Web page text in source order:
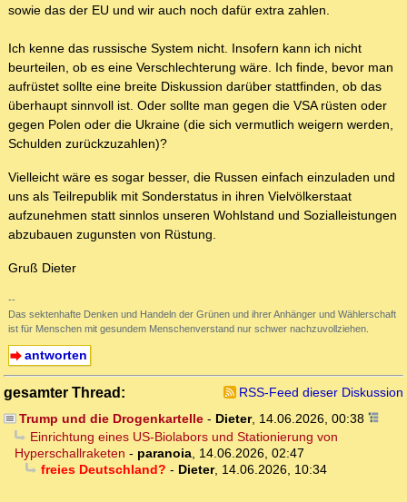
sowie das der EU und wir auch noch dafür extra zahlen.
Ich kenne das russische System nicht. Insofern kann ich nicht
beurteilen, ob es eine Verschlechterung wäre. Ich finde, bevor man
aufrüstet sollte eine breite Diskussion darüber stattfinden, ob das
überhaupt sinnvoll ist. Oder sollte man gegen die VSA rüsten oder
gegen Polen oder die Ukraine (die sich vermutlich weigern werden,
Schulden zurückzuzahlen)?
Vielleicht wäre es sogar besser, die Russen einfach einzuladen und
uns als Teilrepublik mit Sonderstatus in ihren Vielvölkerstaat
aufzunehmen statt sinnlos unseren Wohlstand und Sozialleistungen
abzubauen zugunsten von Rüstung.
Gruß Dieter
--
Das sektenhafte Denken und Handeln der Grünen und ihrer Anhänger und Wählerschaft
ist für Menschen mit gesundem Menschenverstand nur schwer nachzuvollziehen.
antworten
gesamter Thread:
RSS-Feed dieser Diskussion
Trump und die Drogenkartelle- Dieter, 14.06.2026, 00:38
Einrichtung eines US-Biolabors und Stationierung von
Hyperschallraketen - paranoia, 14.06.2026, 02:47
freies Deutschland? - Dieter, 14.06.2026, 10:34